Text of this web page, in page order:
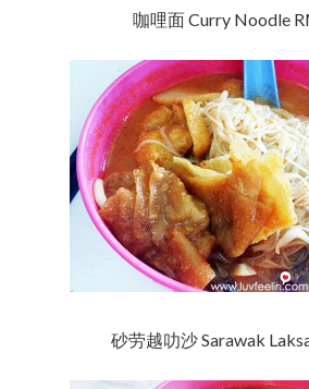
咖哩面 Curry Noodle
砂劳越叻沙 Sarawak